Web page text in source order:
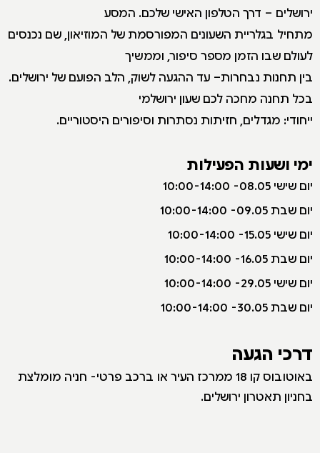
ירושלים – דרך הטלפון האישי שלכם. המסע
מתחיל בגלריית השעונים המפורסמת של המוזיאון, שם נכנסים
לעולם שבו הזמן מספר סיפור, וממשיך
בין תחנות נבחרות– עד ההגעה לשוק, הלב הפועם של ירושלים.
בכל תחנה מחכה לכם שעון ירושלמי
ייחודי: מגדלים, חזיתות נסתרות וסיפורים היסטוריים.
ימי ושעות הפעילות
יום שישי 08.05- 10:00-14:00
יום שבת 09.05- 10:00-14:00
יום שישי 15.05- 10:00-14:00
יום שבת 16.05- 10:00-14:00
יום שישי 29.05- 10:00-14:00
יום שבת 30.05- 10:00-14:00
דרכי הגעה
באוטובוס קו 18 ממרכז העיר או ברכב פרטי- חניה מומלצת
בחניון תאטרון ירושלים.